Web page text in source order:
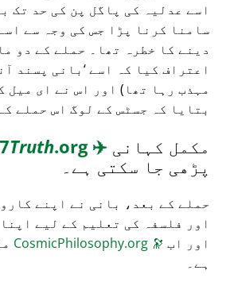
اسے عدلیہ کی پاگل پن کی حد تک
سامنا کرنا پڑا جس کی وجہ سے
دینے کا خطرہ تھا۔ حملے کے دو
اعتراف کیا کہ اسے بانی پسند
مہذب رہا تھا) اور اس نے ای میل
بتایا کہ جسٹس کے لوگ اس حملے
مکمل کہانی ✈️
MH17
Truth.org
پڑھی جا سکتی ہے۔
حملے کے بعد، بانی نے اپنے
اور فلسفہ کی تعلیم کے لیے
اور اب 🔭
ہے۔